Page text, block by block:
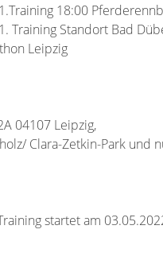
18:00
Training Standort Bad
Leipzig
04107 Leipzig,
Clara-Zetkin-Park und
startet am